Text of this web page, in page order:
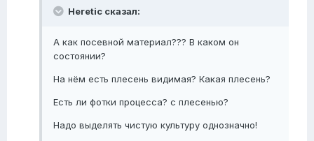
Heretic сказал:
А как посевной материал??? В каком он
состоянии?
На нём есть плесень видимая? Какая плесень?
Есть ли фотки процесса? с плесенью?
Надо выделять чистую культуру однозначно!